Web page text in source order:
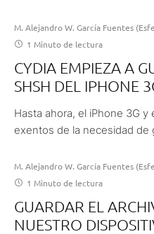
M. Alejandro W. García Fuentes
1 Minuto de lectura
CYDIA EMPIEZA A
SHSH DEL IPHONE
Hasta ahora, el iPhone 3G y
exentos de la necesidad de
M. Alejandro W. García Fuentes
1 Minuto de lectura
GUARDAR EL
NUESTRO